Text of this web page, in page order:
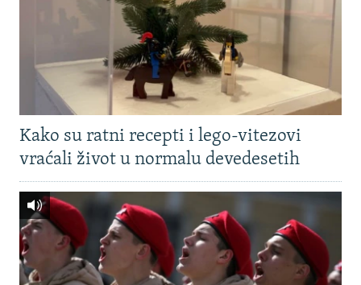
Kako su ratni recepti i lego-vitezovi
vraćali život u normalu devedesetih